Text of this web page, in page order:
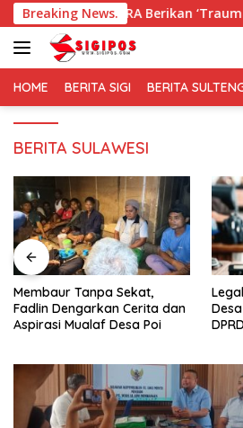
Langsung
ke
konten
Breaking News.
Berikan ‘Trauma Healing’
HOME BERITA SIGI BERITA
BERITA SULAWESI
Membaur Tanpa Sekat,
Fadlin Dengarkan Cerita dan
Aspirasi Mualaf Desa Poi